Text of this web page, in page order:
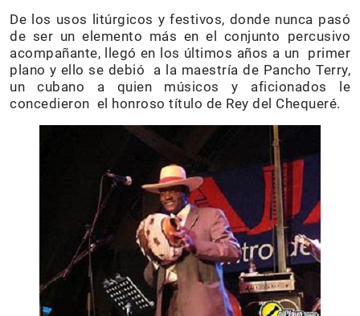
De los usos litúrgicos y festivos, donde nunca pasó
de ser un elemento más en el conjunto percusivo
acompañante, llegó en los últimos años a un primer
plano y ello se debió a la maestría de Pancho Terry,
un cubano a quien músicos y aficionados le
concedieron el honroso título de Rey del Chequeré.